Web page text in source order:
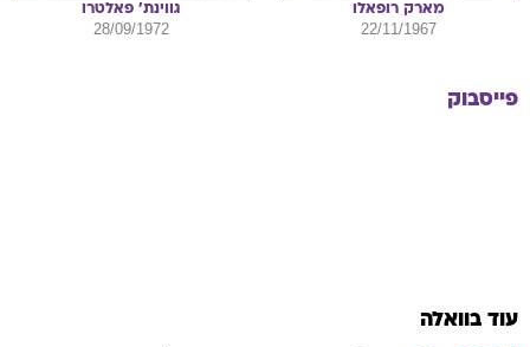
מארק רופאלו
22/11/1967
גווינת' פאלטרו
28/09/1972
פייסבוק
עוד בוואלה